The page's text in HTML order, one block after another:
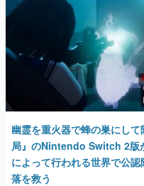
幽霊を重火器で蜂の巣にし
局』のNintendo Switch 2版
によって行われる世界で公
落を救う